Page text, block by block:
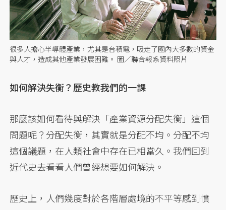
很多人擔心半導體產業，尤其是台積電，吸走了國內大多數的資金
與人才，造成其他產業發展困難。 圖／聯合報系資料照片
如何解決失衡？歷史教我們的一課
那麼該如何看待與解決「產業資源分配失衡」這個
問題呢？分配失衡，其實就是分配不均。分配不均
這個議題，在人類社會中存在已相當久。我們回到
近代史去看看人們曾經想要如何解決。
歷史上，人們幾度對於各階層處境的不平等感到憤